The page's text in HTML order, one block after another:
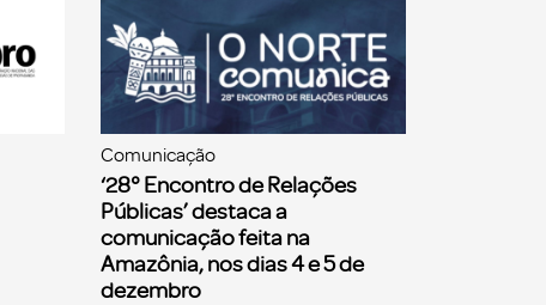
Comunicação
‘28° Encontro de Relações
Públicas’ destaca a
comunicação feita na
Amazônia, nos dias 4 e 5 de
dezembro